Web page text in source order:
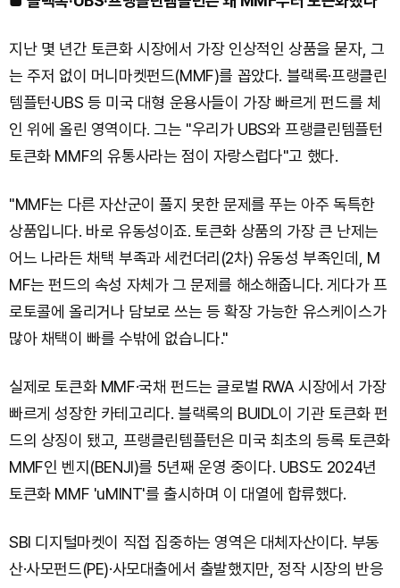
지난 몇 년간 토큰화 시장에서 가장 인상적인 상품을 묻자, 그
는 주저 없이 머니마켓펀드(MMF)를 꼽았다. 블랙록·프랭클린
템플턴·UBS 등 미국 대형 운용사들이 가장 빠르게 펀드를 체
인 위에 올린 영역이다. 그는 "우리가 UBS와 프랭클린템플턴
토큰화 MMF의 유통사라는 점이 자랑스럽다"고 했다.
"MMF는 다른 자산군이 풀지 못한 문제를 푸는 아주 독특한
상품입니다. 바로 유동성이죠. 토큰화 상품의 가장 큰 난제는
어느 나라든 채택 부족과 세컨더리(2차) 유동성 부족인데, M
MF는 펀드의 속성 자체가 그 문제를 해소해줍니다. 게다가 프
로토콜에 올리거나 담보로 쓰는 등 확장 가능한 유스케이스가
많아 채택이 빠를 수밖에 없습니다."
실제로 토큰화 MMF·국채 펀드는 글로벌 RWA 시장에서 가장
빠르게 성장한 카테고리다. 블랙록의 BUIDL이 기관 토큰화 펀
드의 상징이 됐고, 프랭클린템플턴은 미국 최초의 등록 토큰화
MMF인 벤지(BENJI)를 5년째 운영 중이다. UBS도 2024년
토큰화 MMF 'uMINT'를 출시하며 이 대열에 합류했다.
SBI 디지털마켓이 직접 집중하는 영역은 대체자산이다. 부동
산·사모펀드(PE)·사모대출에서 출발했지만, 정작 시장의 반응